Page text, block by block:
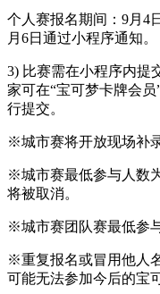
个人赛报名期间：9月4
月6日通过小程序通知。
3) 比赛需在小程序内提
家可在“宝可梦卡牌会
行提交。
※城市赛将开放现场补
※城市赛最低参与人数
将被取消。
※城市赛团队赛最低参
※重复报名或冒用他人
可能无法参加今后的宝